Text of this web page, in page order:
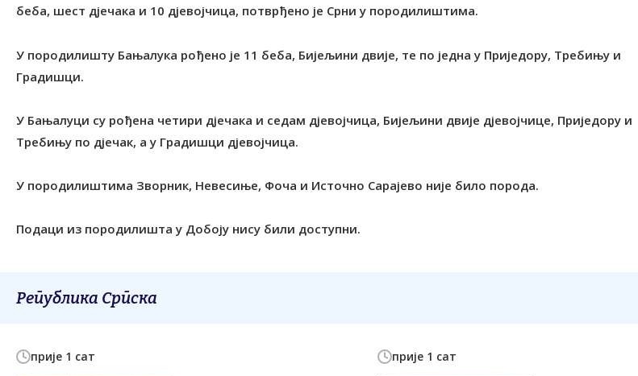
беба, шест дјечака и 10 дјевојчица, потврђено је Срни у породилиштима.
У породилишту Бањалука рођено је 11 беба, Бијељини двије, те по једна у Приједору, Tребињу и
Градишци.
У Бањалуци су рођена четири дјечака и седам дјевојчица, Бијељини двије дјевојчице, Приједору и
Требињу по дјечак, а у Градишци дјевојчица.
У породилиштима Зворник, Невесиње, Фоча и Источно Сарајево није било порода.
Подаци из породилишта у Добоју нису били доступни.
Република Српска
прије 1 сат прије 1 сат